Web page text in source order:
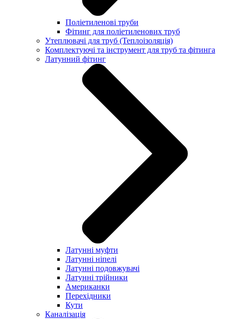
Поліетиленові труби
Фітинг для поліетиленових труб
Утеплювачі для труб (Теплоізоляція)
Комплектуючі та інструмент для труб та фітинга
Латунний фітинг
Латунні муфти
Латунні ніпелі
Латунні подовжувачі
Латунні трійники
Американки
Перехідники
Кути
Каналізація